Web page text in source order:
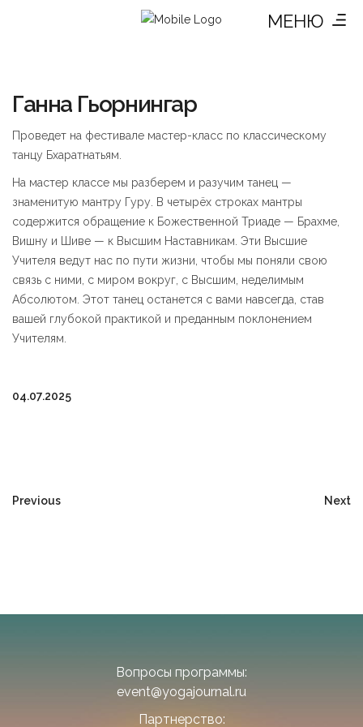
МЕНЮ
Ганна Гьорнингар
Проведет на фестивале мастер-класс по классическому
танцу Бхаратнатьям.
На мастер классе мы разберем и разучим танец —
знаменитую мантру Гуру. В четырёх строках мантры
содержится обращение к Божественной Триаде — Брахме,
Вишну и Шиве — к Высшим Наставникам. Эти Высшие
Учителя ведут нас по пути жизни, чтобы мы поняли свою
связь с ними, с миром вокруг, с Высшим, неделимым
Абсолютом. Этот танец останется с вами навсегда, став
вашей глубокой практикой и преданным поклонением
Учителям.
04.07.2025
Previous Next
Вопросы программы:
event@yogajournal.ru
Партнерство: